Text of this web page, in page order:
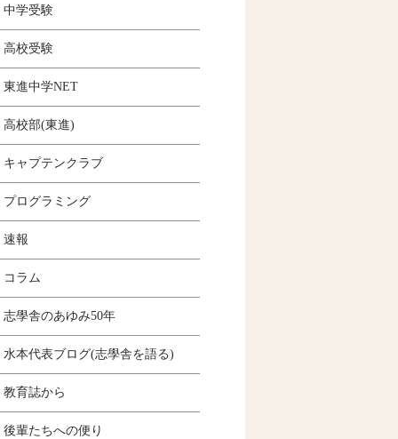
中学受験
高校受験
東進中学NET
高校部(東進)
キャプテンクラブ
プログラミング
速報
コラム
志學舎のあゆみ50年
水本代表ブログ(志學舎を語る)
教育誌から
後輩たちへの便り